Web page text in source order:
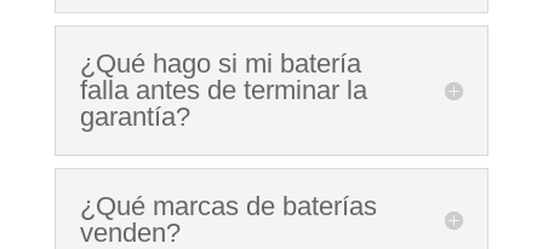
¿Qué hago si mi batería
falla antes de terminar la
garantía?
¿Qué marcas de baterías
venden?